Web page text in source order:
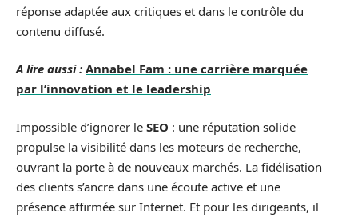
réponse adaptée aux critiques et dans le contrôle du
contenu diffusé.
A lire aussi : Annabel Fam : une carrière marquée
par l’innovation et le leadership
Impossible d’ignorer le SEO : une réputation solide
propulse la visibilité dans les moteurs de recherche,
ouvrant la porte à de nouveaux marchés. La fidélisation
des clients s’ancre dans une écoute active et une
présence affirmée sur Internet. Et pour les dirigeants, il